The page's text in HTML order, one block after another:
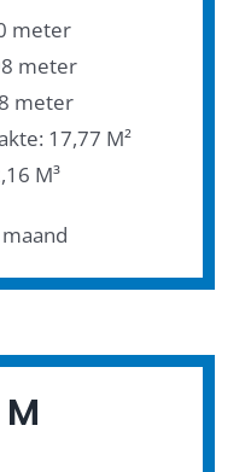
meter
meter
meter
17,77 M²
M³